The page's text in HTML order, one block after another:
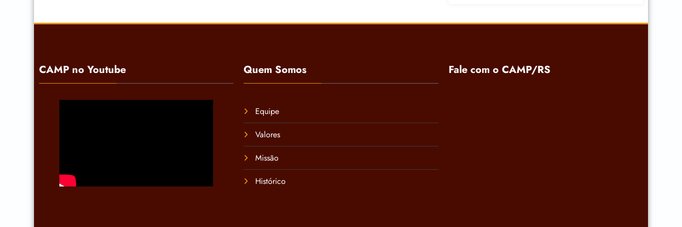
CAMP no Youtube Quem Somos
Equipe
Valores
Missão
Histórico
Fale com o CAMP/RS